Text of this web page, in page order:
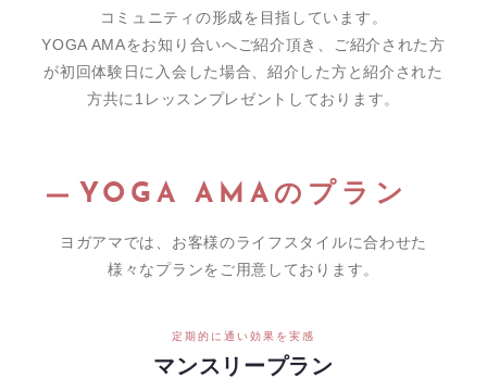
コミュニティの形成を目指しています。
YOGA AMAをお知り合いへご紹介頂き、ご紹介された方
が初回体験日に入会した場合、紹介した方と紹介された
方共に1レッスンプレゼントしております。
YOGA AMAのプラン
ヨガアマでは、お客様のライフスタイルに合わせた
様々なプランをご用意しております。
定期的に通い効果を実感
マンスリープラン